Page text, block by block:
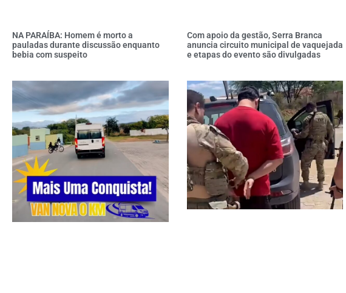
NA PARAÍBA: Homem é morto a
pauladas durante discussão enquanto
bebia com suspeito
Com apoio da gestão, Serra Branca
anuncia circuito municipal de vaquejada
e etapas do evento são divulgadas